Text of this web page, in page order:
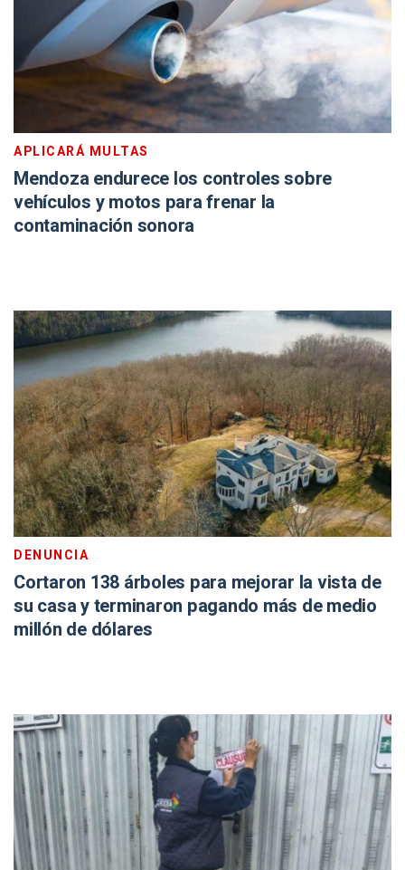
APLICARÁ MULTAS
Mendoza endurece los controles sobre
vehículos y motos para frenar la
contaminación sonora
DENUNCIA
Cortaron 138 árboles para mejorar la vista de
su casa y terminaron pagando más de medio
millón de dólares